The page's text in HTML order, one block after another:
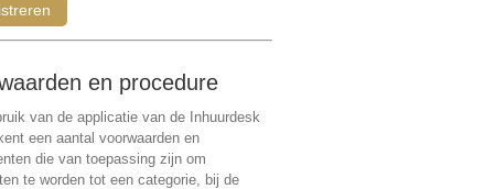
en procedure
van de applicatie van de Inhuurdesk
een aantal voorwaarden en
die van toepassing zijn om
te worden tot een categorie, bij de